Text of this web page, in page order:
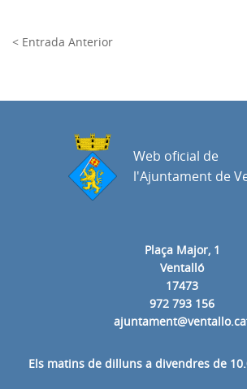
< Entrada Anterior
Plaça Major, 1
Ventalló
17473
972 793 156
Els matins de dilluns a divendres de
Web oficial de
l'Ajuntament de